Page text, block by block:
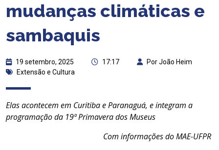
mudanças climáticas e
sambaquis
19 setembro, 2025 17:17
Por João Heim
Extensão e Cultura
Elas acontecem em Curitiba e Paranaguá, e integram a
programação da 19ª Primavera dos Museus
Com informações do MAE-UFPR